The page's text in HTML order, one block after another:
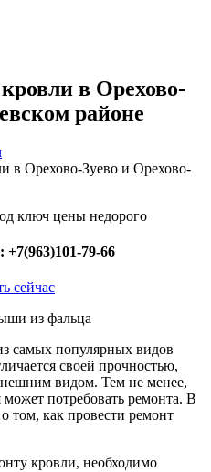
в Орехово-
районе
в Орехово-Зуево и Орехово-
+7(963)101-79-66
сейчас
из фальца
самых популярных видов
своей прочностью,
видом. Тем не менее,
потребовать ремонта. В
том, как провести ремонт
кровли, необходимо